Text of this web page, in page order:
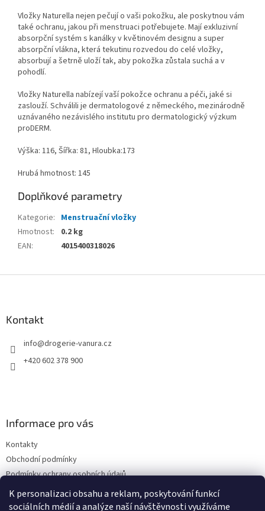
K personalizaci obsahu a reklam, poskytování funkcí
sociálních médií a analýze naší návštěvnosti využíváme
Vložky Naturella nejen pečují o vaši pokožku, ale poskytnou vám
také ochranu, jakou při menstruaci potřebujete. Mají exkluzivní
absorpční systém s kanálky v květinovém designu a super
absorpční vlákna, která tekutinu rozvedou do celé vložky,
absorbují a šetrně uloží tak, aby pokožka zůstala suchá a v
pohodlí.
Vložky Naturella nabízejí vaší pokožce ochranu a péči, jaké si
zaslouží. Schválili je dermatologové z německého, mezinárodně
uznávaného nezávislého institutu pro dermatologický výzkum
proDERM.
Výška: 116, Šířka: 81, Hloubka:173
Hrubá hmotnost: 145
Doplňkové parametry
Kategorie: Menstruační vložky
Hmotnost:
0.2 kg
EAN: 4015400318026
Kontakt
info@drogerie-vanura.cz
+420 602 378 900
Informace pro vás
Kontakty
Obchodní podmínky
Podmínky ochrany osobních údajů
Dodací a platební podmínky